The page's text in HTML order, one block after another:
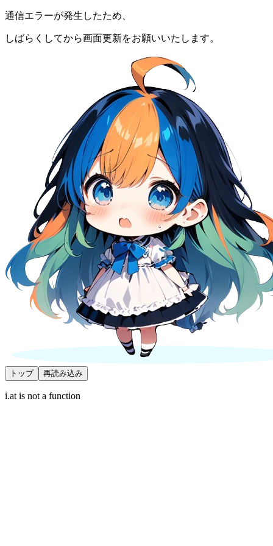
通信エラーが発生したため、
しばらくしてから画面更新をお願いいたします。
トップ 再読み込み
i.at is not a function